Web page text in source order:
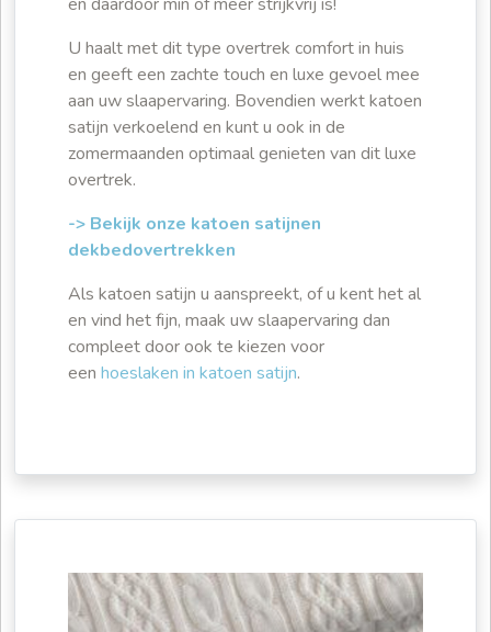
U haalt met dit type overtrek comfort in huis
en geeft een zachte touch en luxe gevoel mee
aan uw slaapervaring. Bovendien werkt katoen
satijn verkoelend en kunt u ook in de
zomermaanden optimaal genieten van dit luxe
overtrek.
-> Bekijk onze katoen satijnen
dekbedovertrekken
Als katoen satijn u aanspreekt, of u kent het al
en vind het fijn, maak uw slaapervaring dan
compleet door ook te kiezen voor
een hoeslaken in katoen satijn.